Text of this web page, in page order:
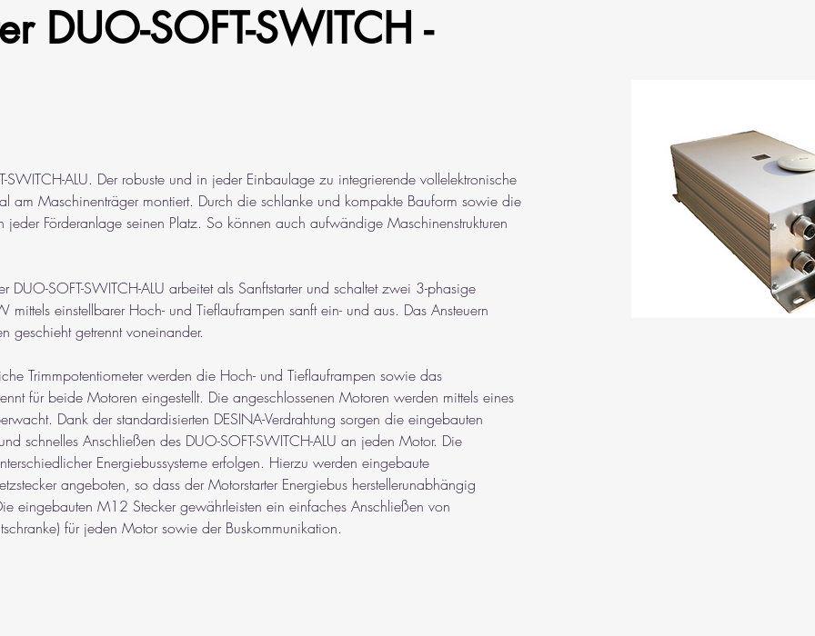
DUO-SOFT-SWITCH -
ALU. Der robuste und in jeder Einbaulage zu integrierende vollelektronische
am Maschinenträger montiert. Durch die schlanke und kompakte Bauform sowie die
Förderanlage seinen Platz. So können auch aufwändige Maschinenstrukturen
DUO-SOFT-SWITCH-ALU arbeitet als Sanftstarter und schaltet zwei 3-phasige
einstellbarer Hoch- und Tieflauframpen sanft ein- und aus. Das Ansteuern
geschieht getrennt voneinander.
Trimmpotentiometer werden die Hoch- und Tieflauframpen sowie das
für beide Motoren eingestellt. Die angeschlossenen Motoren werden mittels eines
Dank der standardisierten DESINA-Verdrahtung sorgen die eingebauten
schnelles Anschließen des DUO-SOFT-SWITCH-ALU an jeden Motor. Die
Energiebussysteme erfolgen. Hierzu werden eingebaute
angeboten, so dass der Motorstarter Energiebus herstellerunabhängig
eingebauten M12 Stecker gewährleisten ein einfaches Anschließen von
für jeden Motor sowie der Buskommunikation.